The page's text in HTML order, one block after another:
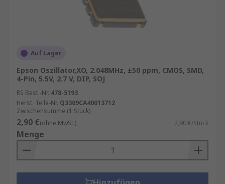
Auf Lager
Epson Oszillator,XO, 2.048MHz, ±50 ppm, CMOS, SMD,
4-Pin, 5.5V, 2.7 V, DIP, SOJ
RS Best.-Nr. 478-5193
Herst. Teile-Nr. Q3309CA40013712
Zwischensumme (1 Stück)
2,90 €(ohne MwSt.) 2,90 €/Stück
Menge